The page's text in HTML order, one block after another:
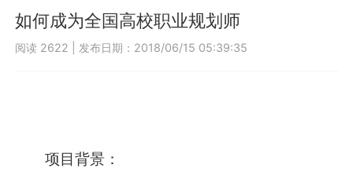
如何成为全国高校职业规划师
阅读 2622 发布日期：2018/06/15 05:39:35
项目背景：